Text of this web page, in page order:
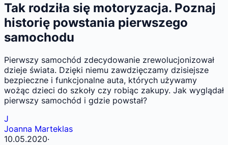
Tak rodziła się motoryzacja. Poznaj
historię powstania pierwszego
samochodu
Pierwszy samochód zdecydowanie zrewolucjonizował
dzieje świata. Dzięki niemu zawdzięczamy dzisiejsze
bezpieczne i funkcjonalne auta, których używamy
wożąc dzieci do szkoły czy robiąc zakupy. Jak wyglądał
pierwszy samochód i gdzie powstał?
J
Joanna Marteklas
10.05.2020·